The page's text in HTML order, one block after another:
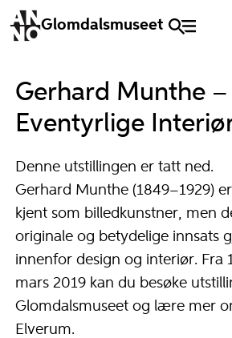
Glomdalsmuseet
Gerhard Munthe –
Eventyrlige
Denne utstillingen er tatt ned.
Gerhard Munthe (1849–1929)
kjent som billedkunstner, men
originale og betydelige innsats
innenfor design og interiør. Fra
mars 2019 kan du besøke
Glomdalsmuseet og lære mer
Elverum.